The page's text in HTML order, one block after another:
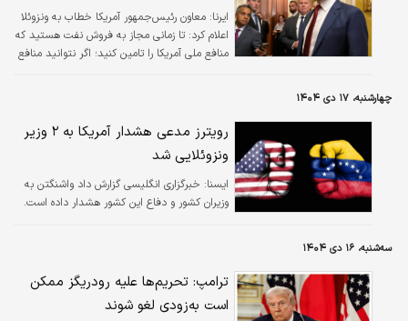
ایرنا: ​معاون رئیس‌جمهور آمریکا خطاب به ونزوئلا
اعلام کرد: تا زمانی مجاز به فروش نفت هستید که
منافع ملی آمریکا را تامین کنید؛ اگر نتوانید منافع
چهارشنبه، ۱۷ دی ۱۴۰۴
رویترز مدعی هشدار آمریکا به ۲ وزیر
ونزوئلایی شد
ايسنا: خبرگزاری انگلیسی گزارش داد واشنگتن به
وزیران کشور و دفاع این کشور هشدار داده است.
سه‌شنبه، ۱۶ دی ۱۴۰۴
ترامپ: تحریم‌ها علیه رودریگز ممکن
است به‌زودی لغو شوند